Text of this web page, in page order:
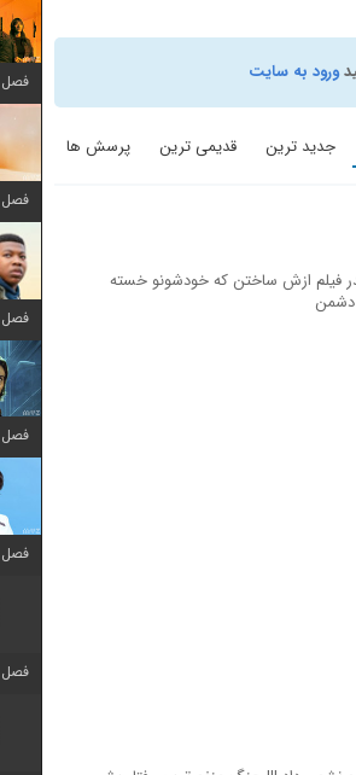
ورود به سایت
جدید ترین قدیمی ترین پرسش ها
فیلم ازش ساختن که خودشونو خسته
دشمن
فصل 3 قسمت 6 اضافه شد
فصل 2 قسمت 8 اضافه شد
فصل 5 قسمت 8 اضافه شد
فصل 3 قسمت 2 اضافه شد
فصل 1 قسمت 12 اضافه شد
فصل 1 قسمت 2 اضافه شد